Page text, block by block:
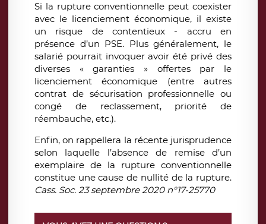
Si la rupture conventionnelle peut coexister
avec le licenciement économique, il existe
un risque de contentieux - accru en
présence d’un PSE. Plus généralement, le
salarié pourrait invoquer avoir été privé des
diverses « garanties » offertes par le
licenciement économique (entre autres
contrat de sécurisation professionnelle ou
congé de reclassement, priorité de
réembauche, etc.).
Enfin, on rappellera la récente jurisprudence
selon laquelle l’absence de remise d’un
exemplaire de la rupture conventionnelle
constitue une cause de nullité de la rupture.
Cass. Soc. 23 septembre 2020 n°17-25770